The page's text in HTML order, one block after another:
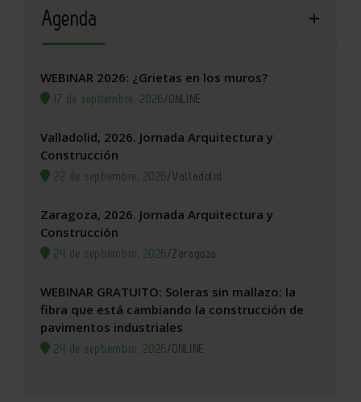
Agenda
WEBINAR 2026: ¿Grietas en los muros?
17 de septiembre, 2026/ONLINE
Valladolid, 2026. Jornada Arquitectura y
Construcción
22 de septiembre, 2026/Valladolid
Zaragoza, 2026. Jornada Arquitectura y
Construcción
24 de septiembre, 2026/Zaragoza
WEBINAR GRATUITO: Soleras sin mallazo: la
fibra que está cambiando la construcción de
pavimentos industriales
24 de septiembre, 2026/ONLINE